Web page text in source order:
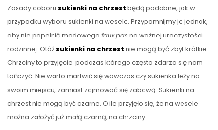
Zasady doboru sukienki na chrzest będą podobne, jak w
przypadku wyboru sukienki na wesele. Przypomnijmy je jednak,
aby nie popełnić modowego fauxpas na ważnej uroczystości
rodzinnej. Otóż sukienki na chrzest nie mogą być zbyt krótkie.
Chrzciny to przyjęcie, podczas którego często zdarza się nam
tańczyć. Nie warto martwić się wówczas czy sukienka leży na
swoim miejscu, zamiast zajmować się zabawą. Sukienki na
chrzest nie mogą być czarne. O ile przyjęło się, że na wesele
można założyć już małą czarną, na chrzciny …